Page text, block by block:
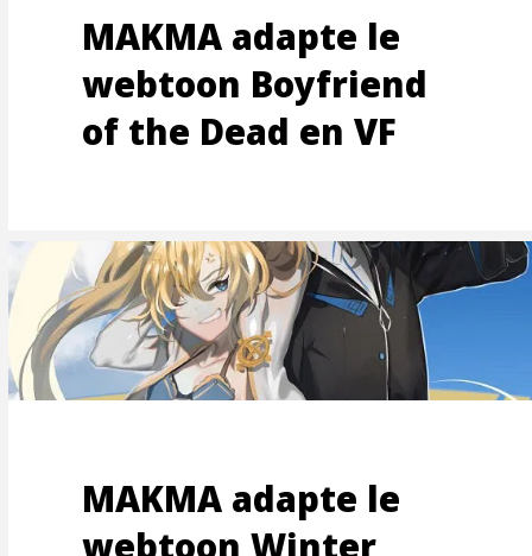
MAKMA adapte le
webtoon Boyfriend
of the Dead en VF
MAKMA adapte le